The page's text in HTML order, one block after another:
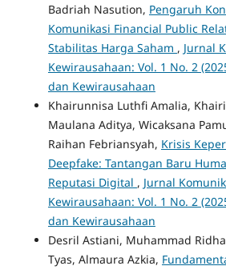
Badriah Nasution, Pengaruh
Komunikasi Financial Public
Stabilitas Harga Saham , Jurnal
Kewirausahaan: Vol. 1 No. 2
dan Kewirausahaan
Khairunnisa Luthfi Amalia,
Maulana Aditya, Wicaksana
Raihan Febriansyah, Krisis
Deepfake: Tantangan Baru
Reputasi Digital , Jurnal
Kewirausahaan: Vol. 1 No. 2
dan Kewirausahaan
Desril Astiani, Muhammad
Tyas, Almaura Azkia,